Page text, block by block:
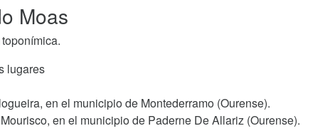
Moas
lugares
en el municipio de Montederramo (Ourense).
en el municipio de Paderne De Allariz (Ourense).